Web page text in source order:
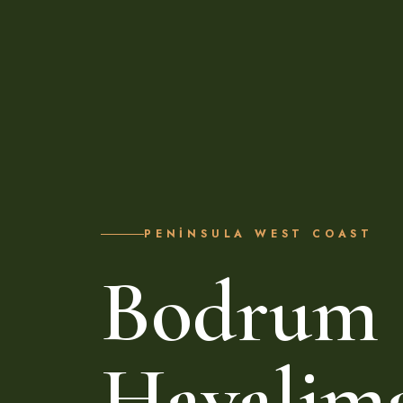
PENINSULA WEST COAST
Bodrum